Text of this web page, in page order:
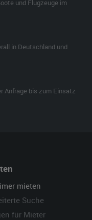
und Flugzeuge im
in Deutschland und
Anfrage bis zum Einsatz
mieten
Suche
für Mieter